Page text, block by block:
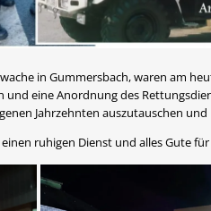
in Gummersbach, waren am
und eine Anordnung des
Jahrzehnten auszutauschen
ruhigen Dienst und alles Gute